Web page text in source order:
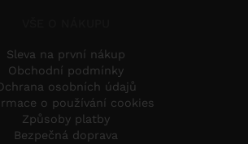
Sleva na první nákup
Obchodní podmínky
osobních údajů
o používání cookies
Způsoby platby
Bezpečná doprava